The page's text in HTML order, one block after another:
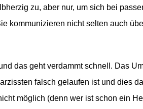
zu, aber nur, um sich bei
kommunizieren nicht selten auch
das geht verdammt schnell. Das
falsch gelaufen ist und dies
möglich (denn wer ist schon ein